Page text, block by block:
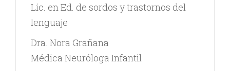
Lic. en Ed. de sordos y trastornos del
lenguaje
Dra. Nora Grañana
Médica Neuróloga Infantil